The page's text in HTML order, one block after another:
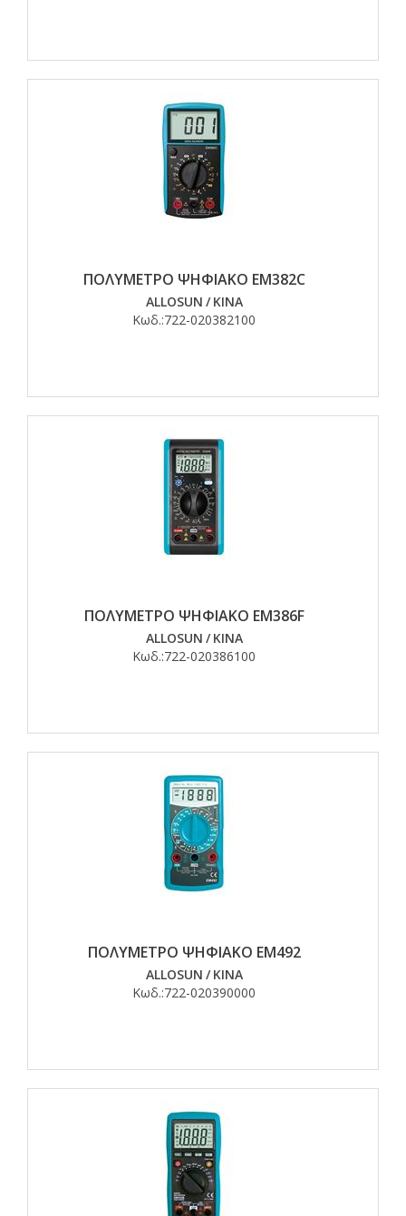
ΠΟΛΥΜΕΤΡΟ ΨΗΦΙΑΚΟ EM382C
ALLOSUN / ΚΙΝΑ
Κωδ.:722-020382100
ΠΟΛΥΜΕΤΡΟ ΨΗΦΙΑΚΟ EM386F
ALLOSUN / ΚΙΝΑ
Κωδ.:722-020386100
ΠΟΛΥΜΕΤΡΟ ΨΗΦΙΑΚΟ EM492
ALLOSUN / ΚΙΝΑ
Κωδ.:722-020390000